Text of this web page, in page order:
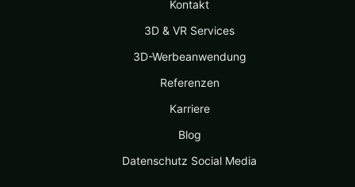
Kontakt
3D & VR Services
3D-Werbeanwendung
Referenzen
Karriere
Blog
Datenschutz Social Media